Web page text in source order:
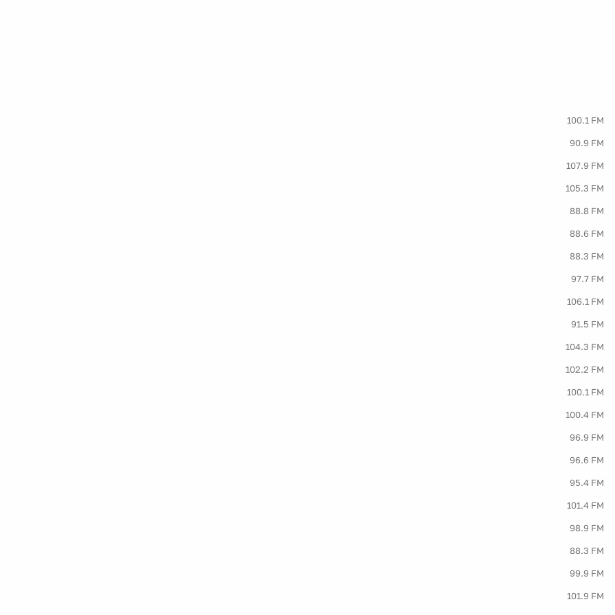
100.1 FM
90.9 FM
107.9 FM
105.3 FM
88.8 FM
88.6 FM
88.3 FM
97.7 FM
106.1 FM
91.5 FM
104.3 FM
102.2 FM
100.1 FM
100.4 FM
96.9 FM
96.6 FM
95.4 FM
101.4 FM
98.9 FM
88.3 FM
99.9 FM
101.9 FM